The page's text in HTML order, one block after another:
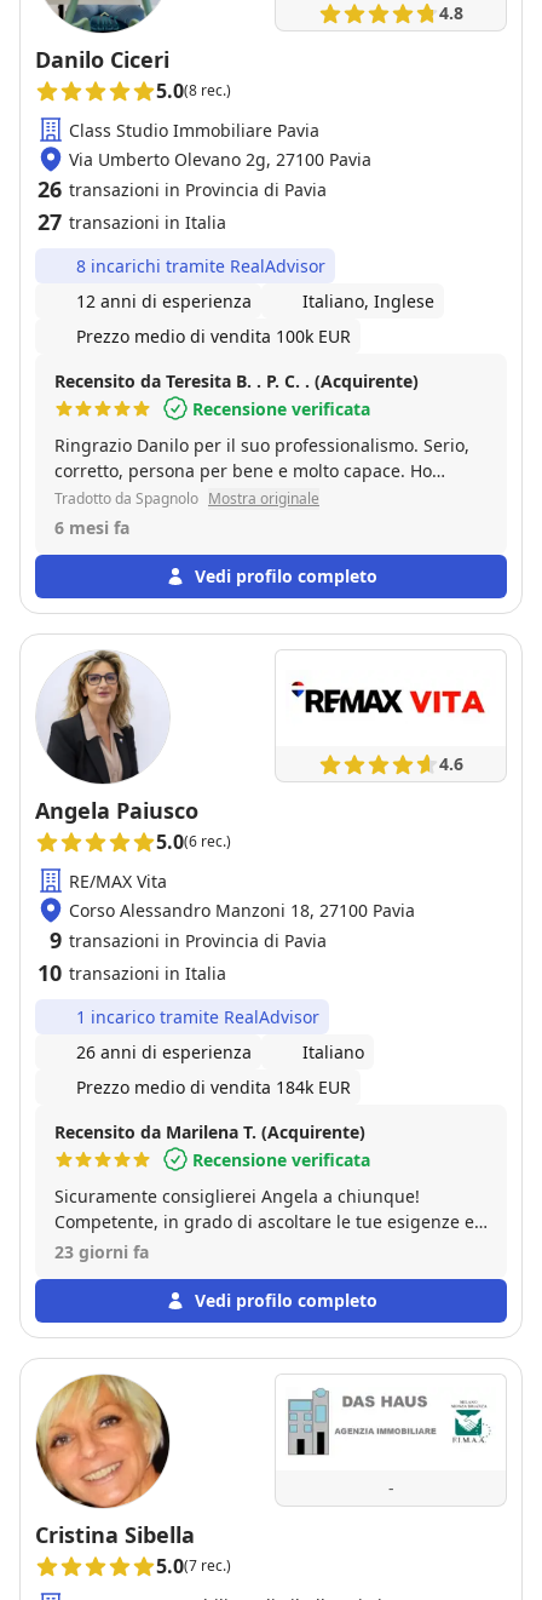
4.8
Danilo Ciceri
5.0(8 rec.)
Class Studio Immobiliare Pavia
Via Umberto Olevano 2g, 27100 Pavia
26 transazioni in Provincia di Pavia
27 transazioni in Italia
8 incarichi tramite RealAdvisor
12 anni di esperienza
Italiano, Inglese
Prezzo medio di vendita 100k EUR
Recensito da Teresita B. . P. C. . (Acquirente)
Recensione verificata
Ringrazio Danilo per il suo professionalismo. Serio,
corretto, persona per bene e molto capace. Ho
acquisito una proprietà pubblicata nella sua agenzia
immobiliare, la negoziazione è stata perfetta. Le
con un trattamento cordiale. È stata un'ottima
esperienza. Raccomando ampiamente i suoi servizi.
Tradotto da Spagnolo Mostra originale
6 mesi fa
Vedi profilo completo
4.6
Angela Paiusco
5.0(6 rec.)
RE/MAX Vita
Corso Alessandro Manzoni 18, 27100 Pavia
9 transazioni in Provincia di Pavia
10 transazioni in Italia
1 incarico tramite RealAdvisor
26 anni di esperienza
Italiano
Prezzo medio di vendita 184k EUR
Recensito da Marilena T. (Acquirente)
Recensione verificata
Sicuramente consiglierei Angela a chiunque!
Competente, in grado di ascoltare le tue esigenze e
metterle in atto, empatica, sempre disponibile e
passione per il suo lavoro. Posso dire di essere stata
molto soddisfatta dell'esperienza! Grazie mille
23 giorni fa
Vedi profilo completo
-
Cristina Sibella
5.0(7 rec.)